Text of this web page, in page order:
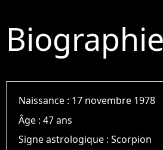
Biographie
Naissance : 17 novembre 1978
Âge :47 ans
Signe astrologique :Scorpion